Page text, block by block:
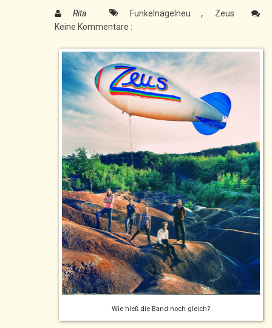
Rita Funkelnagelneu , Zeus
Keine Kommentare :
Wie hieß die Band noch gleich?